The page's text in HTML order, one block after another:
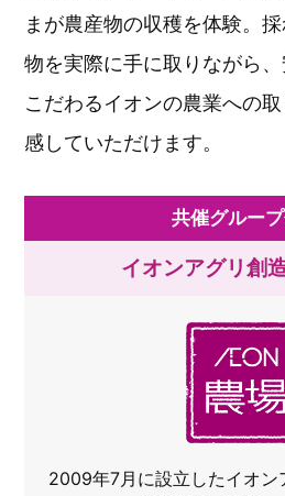
まが農産物の収穫を体験。
物を実際に手に取りながら
こだわるイオンの農業への
感していただけます。
共催グルー
イオンアグリ創
2009年7月に設立したイオン